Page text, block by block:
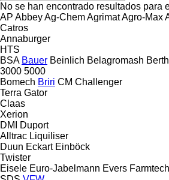
No se han encontrado resultados para
AP AbbeyAg-ChemAgrimatAgro-Max
Catros
Annaburger
HTS
BSA Bauer Beinlich Belagromash
3000 5000
Bomech Briri CM Challenger
Terra Gator
Claas
Xerion
DMI
Duport
Alltrac Liquiliser
Duun Eckart Einböck
Twister
Eisele Euro-Jabelmann Evers Farmtech